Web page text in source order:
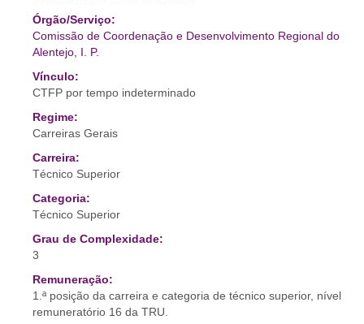
Órgão/Serviço:
Comissão de Coordenação e Desenvolvimento Regional do
Alentejo, I. P.
Vínculo:
CTFP por tempo indeterminado
Regime:
Carreiras Gerais
Carreira:
Técnico Superior
Categoria:
Técnico Superior
Grau de Complexidade:
3
Remuneração:
1.ª posição da carreira e categoria de técnico superior, nível
remuneratório 16 da TRU.